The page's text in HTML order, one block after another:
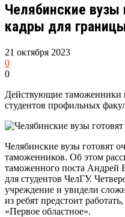
Челябинские вузы
кадры для
21 октября 2023
0
0
Действующие таможенники
студентов профильных
Челябинские вузы готовят
таможенников. Об этом
таможенного поста Андрей
для студентов ЧелГУ.
учреждение и увидели
из ребят предстоит
«Первое областное».